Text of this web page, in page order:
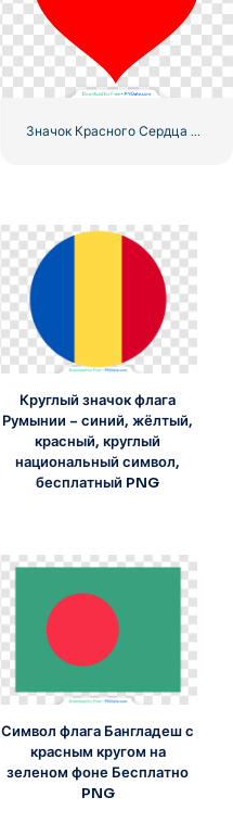
Круглый значок флага
Румынии – синий, жёлтый,
красный, круглый
национальный символ,
бесплатный PNG
Символ флага Бангладеш с
красным кругом на
зеленом фоне Бесплатно
PNG